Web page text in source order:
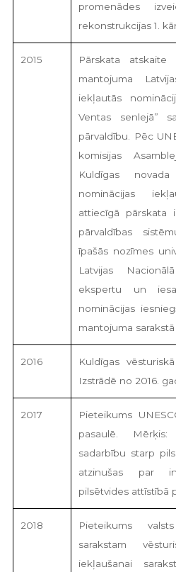
promenādes
rekonstrukcijas 1.
2015
Pārskata atskaite
mantojuma
iekļautās
Ventas senlejā”
pārvaldību. Pēc
komisijas
Kuldīgas
nominācijas
attiecīgā pārskata
pārvaldības
īpašās nozīmes
Latvijas
ekspertu un
nominācijas
mantojuma sarakstā
2016
Kuldīgas
Izstrādē no 2016.
2017
Pieteikums
pasaulē.
sadarbību starp
atzinušas par
pilsētvides attīstībā
2018
Pieteikums
sarakstam
iekļaušanai